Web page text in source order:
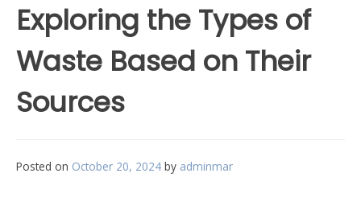
Exploring the Types of
Waste Based on Their
Sources
Posted on October 20, 2024 by adminmar